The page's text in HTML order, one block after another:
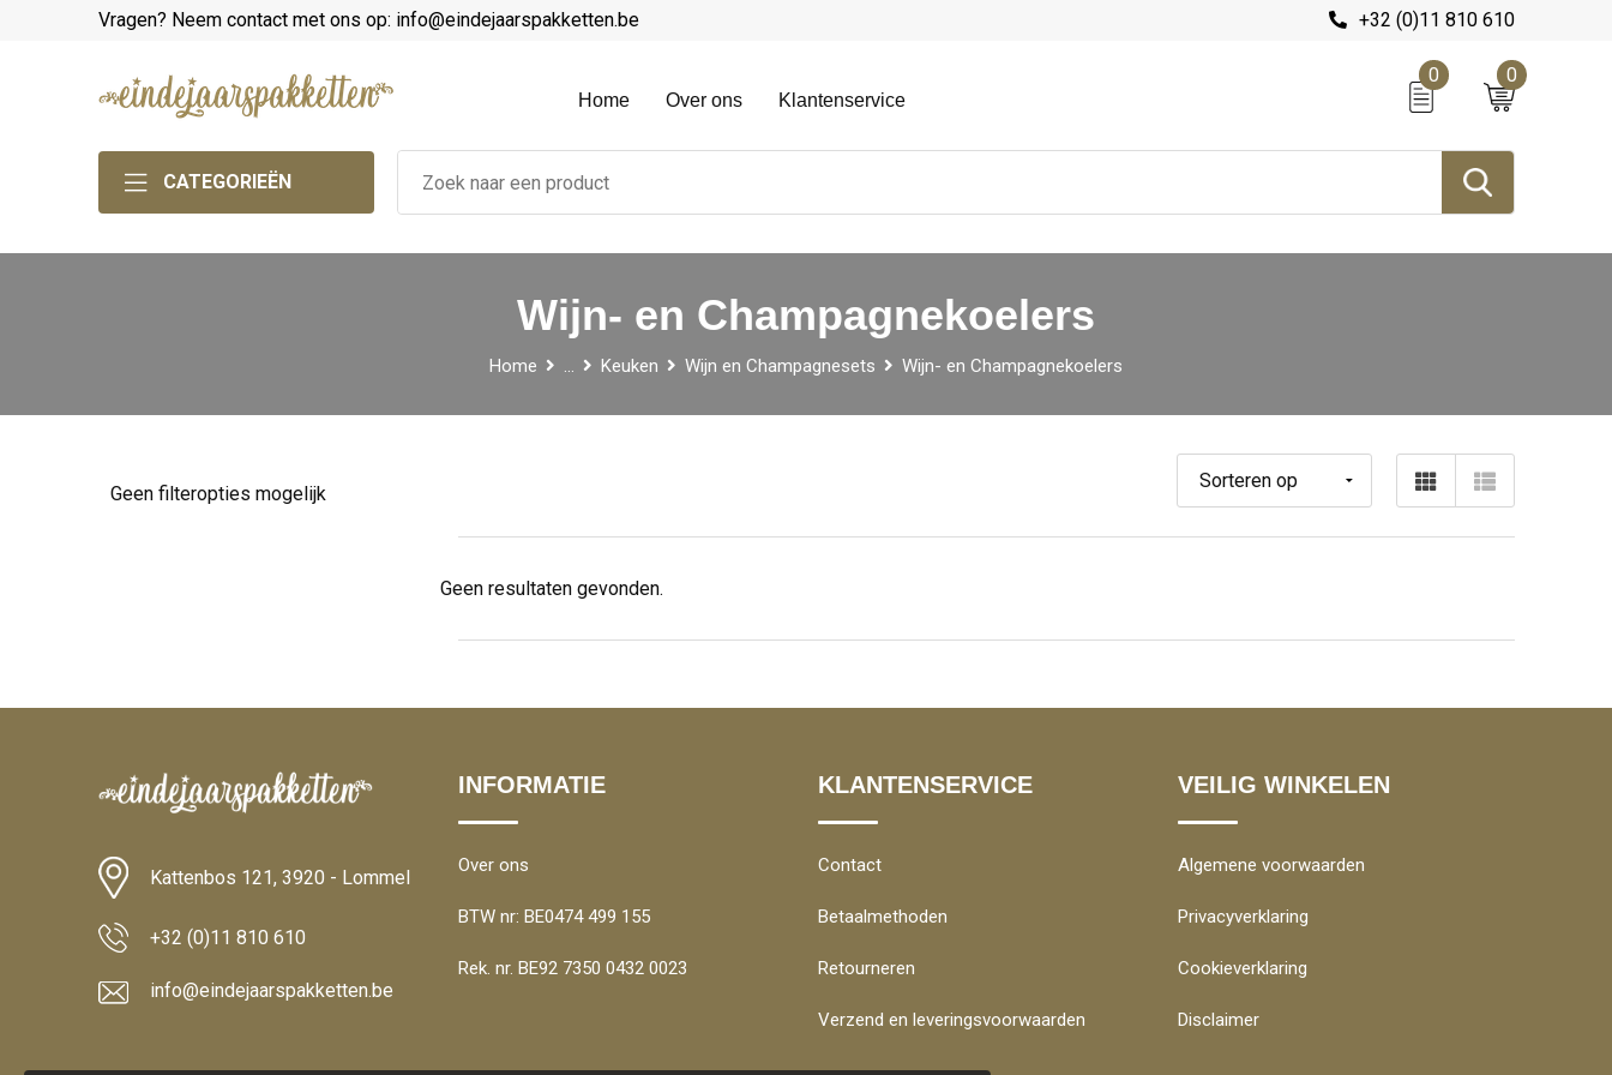
Vragen? Neem contact met ons op: info@eindejaarspakketten.be +32 (0)11 810 610
Home Over ons Klantenservice
0 0
CATEGORIEËN
Wijn- en Champagnekoelers
Home ... Keuken Wijn en Champagnesets Wijn- en Champagnekoelers
Geen filteropties mogelijk
Geen resultaten gevonden.
Kattenbos 121, 3920 - Lommel
+32 (0)11 810 610
info@eindejaarspakketten.be
INFORMATIE
Over ons
BTW nr: BE0474 499 155
Rek. nr. BE92 7350 0432 0023
KLANTENSERVICE
Contact
Betaalmethoden
Retourneren
Verzend en leveringsvoorwaarden
VEILIG WINKELEN
Algemene voorwaarden
Privacyverklaring
Cookieverklaring
Disclaimer